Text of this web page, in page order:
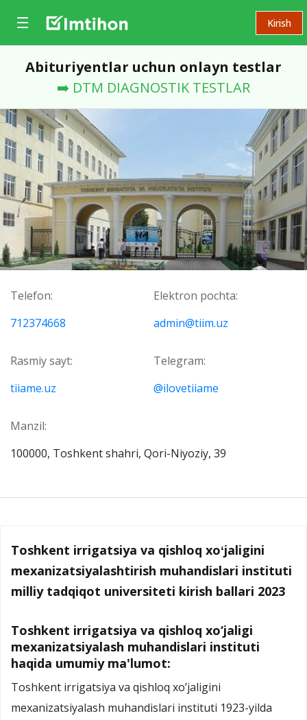
Kirish
Abituriyentlar uchun onlayn testlar
➡️ DTM DIAGNOSTIK TESTLAR
Telefon:
712374668
Elektron pochta:
admin@tiim.uz
Rasmiy sayt:
tiiame.uz
Telegram:
@ilovetiiame
Manzil:
100000, Toshkent shahri, Qori-Niyoziy, 39
Toshkent irrigatsiya va qishloq xoʻjaligini
mexanizatsiyalashtirish muhandislari instituti
milliy tadqiqot universiteti kirish ballari 2023
Toshkent irrigatsiya va qishloq xo‘jaligi
mexanizatsiyalash muhandislari instituti
haqida umumiy ma'lumot:
Toshkent irrigatsiya va qishloq xo’jaligini
mexanizatsiyalash muhandislari instituti 1923-yilda